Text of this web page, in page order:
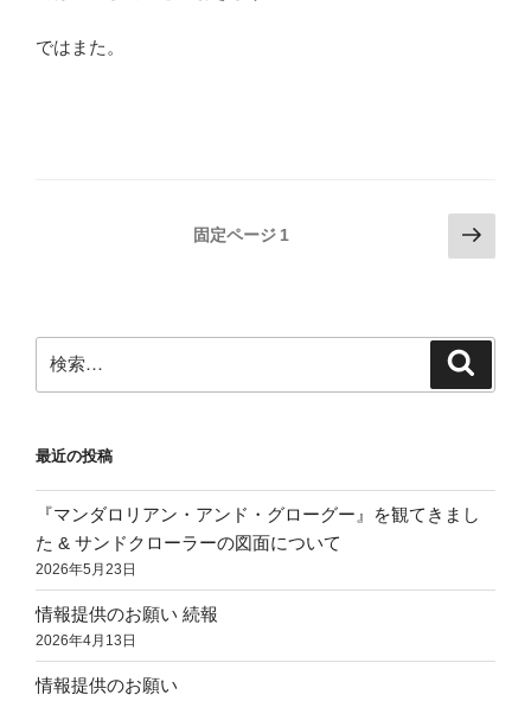
ではまた。
ー
ジ
り
固定ページ 1
次
の
ジ
索:
最近の投稿
『マンダロリアン・アンド・グローグー』を観てきまし
た & サンドクローラーの図面について
2026年5月23日
情報提供のお願い 続報
2026年4月13日
情報提供のお願い